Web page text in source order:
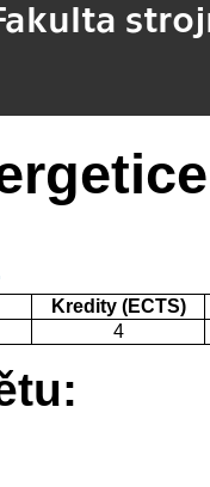
Kredity (ECTS)
4